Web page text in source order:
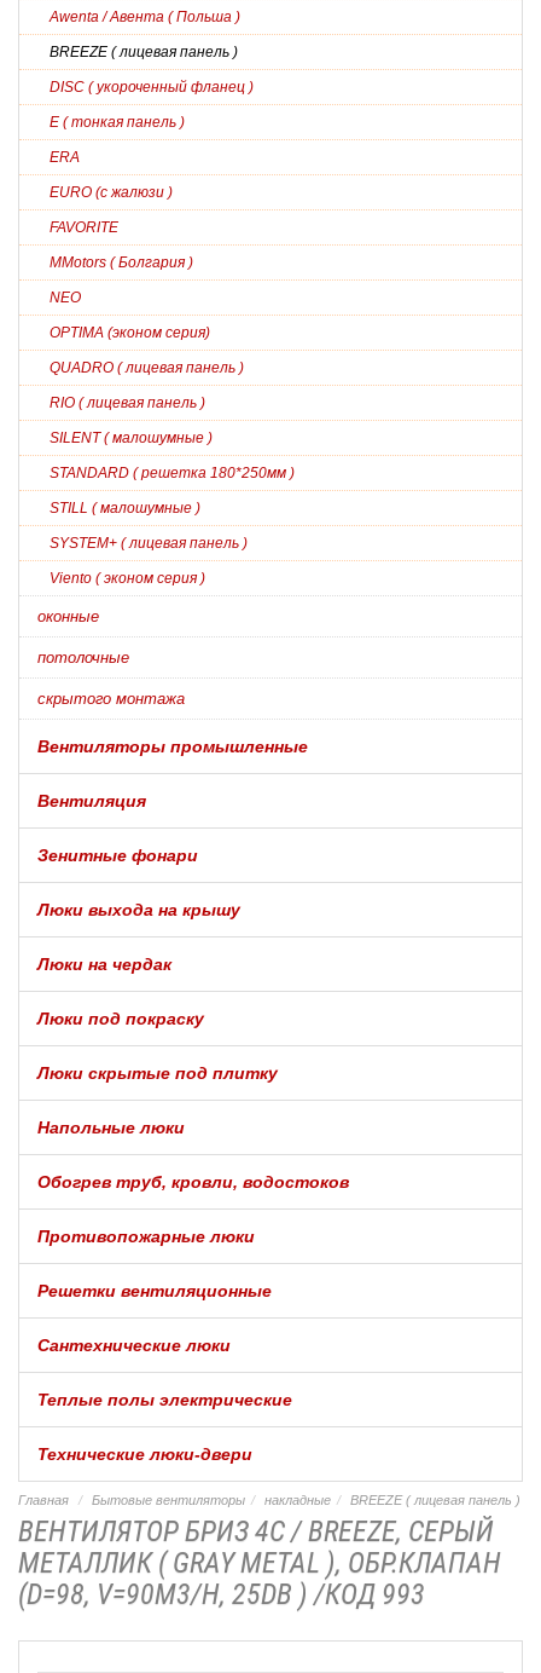
Awenta / Авента ( Польша )
BREEZE ( лицевая панель )
DISC ( укороченный фланец )
E ( тонкая панель )
ERA
EURO (с жалюзи )
FAVORITE
MMotors ( Болгария )
NEO
OPTIMA (эконом серия)
QUADRO ( лицевая панель )
RIO ( лицевая панель )
SILENT ( малошумные )
STANDARD ( решетка 180*250мм )
STILL ( малошумные )
SYSTEM+ ( лицевая панель )
Viento ( эконом серия )
оконные
потолочные
скрытого монтажа
Вентиляторы промышленные
Вентиляция
Зенитные фонари
Люки выхода на крышу
Люки на чердак
Люки под покраску
Люки скрытые под плитку
Напольные люки
Обогрев труб, кровли, водостоков
Противопожарные люки
Решетки вентиляционные
Сантехнические люки
Теплые полы электрические
Технические люки-двери
Главная Бытовые вентиляторы накладные BREEZE ( лицевая панель )
ВЕНТИЛЯТОР БРИЗ 4C / BREEZE, СЕРЫЙ
МЕТАЛЛИК ( GRAY METAL ), ОБР.КЛАПАН
(D=98, V=90M3/H, 25DB ) /КОД 993